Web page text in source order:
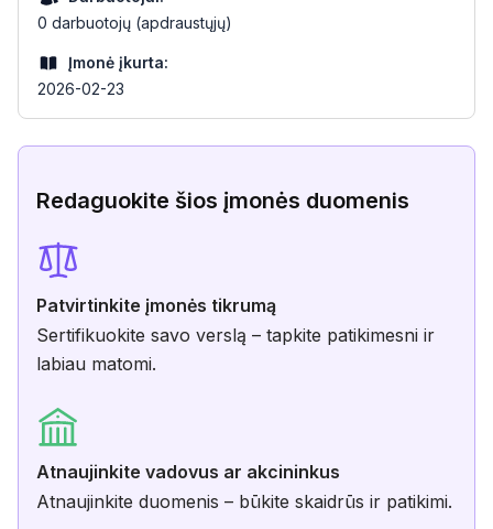
0 darbuotojų (apdraustųjų)
Įmonė įkurta:
2026-02-23
Redaguokite šios įmonės duomenis
Patvirtinkite įmonės tikrumą
Sertifikuokite savo verslą – tapkite patikimesni ir
labiau matomi.
Atnaujinkite vadovus ar akcininkus
Atnaujinkite duomenis – būkite skaidrūs ir patikimi.